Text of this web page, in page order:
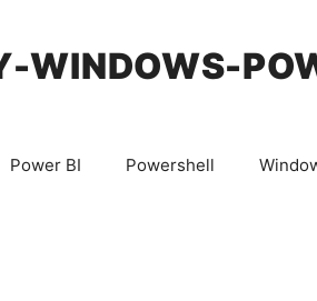
WINDOWS-
Power BI Powershell